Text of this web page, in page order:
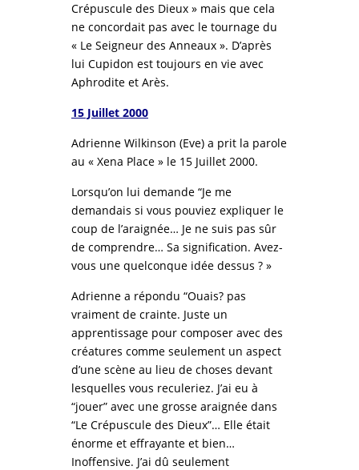
Crépuscule des Dieux » mais que cela
ne concordait pas avec le tournage du
« Le Seigneur des Anneaux ». D’après
lui Cupidon est toujours en vie avec
Aphrodite et Arès.
15 Juillet 2000
Adrienne Wilkinson (Eve) a prit la parole
au « Xena Place » le 15 Juillet 2000.
Lorsqu’on lui demande “Je me
demandais si vous pouviez expliquer le
coup de l’araignée… Je ne suis pas sûr
de comprendre… Sa signification. Avez-
vous une quelconque idée dessus ? »
Adrienne a répondu “Ouais? pas
vraiment de crainte. Juste un
apprentissage pour composer avec des
créatures comme seulement un aspect
d’une scène au lieu de choses devant
lesquelles vous reculeriez. J’ai eu à
“jouer” avec une grosse araignée dans
“Le Crépuscule des Dieux”… Elle était
énorme et effrayante et bien…
Inoffensive. J’ai dû seulement